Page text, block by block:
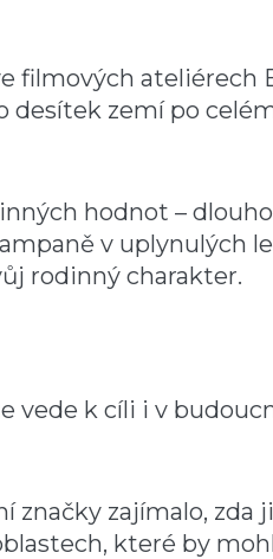
filmových ateliérech
desítek zemí po
hodnot –
v uplynulých
rodinný charakter.
vede k cíli i v
značky zajímalo, zda
které by